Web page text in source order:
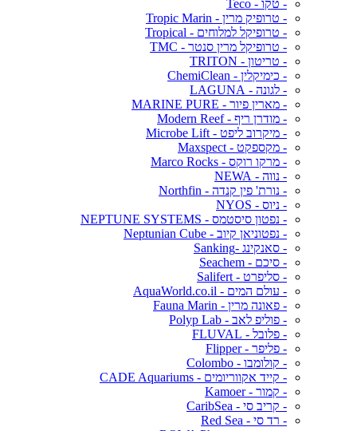
- טקו - Teco
- טרופיק מרין - Tropic Marin
- טרופיקל למלוחים - Tropical
- טרופיקל מרין סנטר - TMC
- טריטון - TRITON
- כימיקלין - ChemiClean
- לגונה - LAGUNA
- מארין פיור - MARINE PURE
- מודרן ריף - Modern Reef
- מיקרוב ליפט - Microbe Lift
- מקספקט - Maxspect
- מרקו רוקס - Marco Rocks
- נווה - NEWA
- נורת' פין קנדה - Northfin
- ניוס - NYOS
- נפטון סיסטמס - NEPTUNE SYSTEMS
- נפטוניאן קיוב - Neptunian Cube
- סאנקינג -Sanking
- סיכם - Seachem
- סליפרט - Salifert
- עולם המים - AquaWorld.co.il
- פאונה מרין - Fauna Marin
- פוליפ לאב - Polyp Lab
- פלובל - FLUVAL
- פליפר - Flipper
- קולומבו - Colombo
- קייד אקווריומים - CADE Aquariums
- קמור - Kamoer
- קריב סי - CaribSea
- רד סי - Red Sea